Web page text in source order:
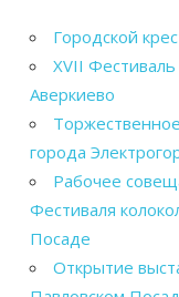
Городской
XVII Фестиваль
Аверкиево
города
Рабочее
Фестиваля
Посаде
Открытие